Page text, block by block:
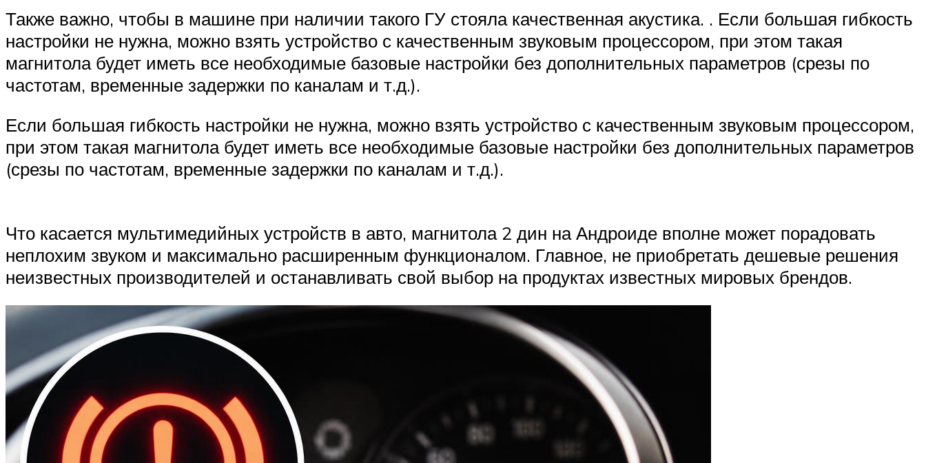
Также важно, чтобы в машине при наличии такого ГУ стояла качественная акустика. . Если большая гибкость
настройки не нужна, можно взять устройство с качественным звуковым процессором, при этом такая
магнитола будет иметь все необходимые базовые настройки без дополнительных параметров (срезы по
частотам, временные задержки по каналам и т.д.).
Если большая гибкость настройки не нужна, можно взять устройство с качественным звуковым процессором,
при этом такая магнитола будет иметь все необходимые базовые настройки без дополнительных параметров
(срезы по частотам, временные задержки по каналам и т.д.).
Что касается мультимедийных устройств в авто, магнитола 2 дин на Андроиде вполне может порадовать
неплохим звуком и максимально расширенным функционалом. Главное, не приобретать дешевые решения
неизвестных производителей и останавливать свой выбор на продуктах известных мировых брендов.